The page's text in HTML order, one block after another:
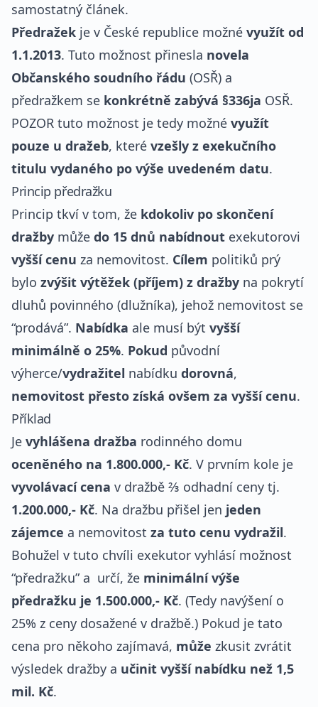
samostatný článek.
Předražek je v České republice možné využít od
1.1.2013. Tuto možnost přinesla novela
Občanského soudního řádu (OSŘ) a
předražkem se konkrétně zabývá §336ja OSŘ.
POZOR tuto možnost je tedy možné využít
pouze u dražeb, které vzešly z exekučního
titulu vydaného po výše uvedeném datu.
Princip předražku
Princip tkví v tom, že kdokoliv po skončení
dražby může do 15 dnů nabídnout exekutorovi
vyšší cenu za nemovitost. Cílem politiků prý
bylo zvýšit výtěžek (příjem) z dražby na pokrytí
dluhů povinného (dlužníka), jehož nemovitost se
“prodává”. Nabídka ale musí být vyšší
minimálně o 25%. Pokud původní
výherce/vydražitel nabídku dorovná,
nemovitost přesto získá ovšem za vyšší cenu.
Příklad
Je vyhlášena dražba rodinného domu
oceněného na 1.800.000,- Kč. V prvním kole je
vyvolávací cena v dražbě ⅔ odhadní ceny tj.
1.200.000,- Kč. Na dražbu přišel jen jeden
zájemce a nemovitost za tuto cenu vydražil.
Bohužel v tuto chvíli exekutor vyhlásí možnost
“předražku” a určí, že minimální výše
předražku je 1.500.000,- Kč. (Tedy navýšení o
25% z ceny dosažené v dražbě.) Pokud je tato
cena pro někoho zajímavá, může zkusit zvrátit
výsledek dražby a učinit vyšší nabídku než 1,5
mil. Kč.